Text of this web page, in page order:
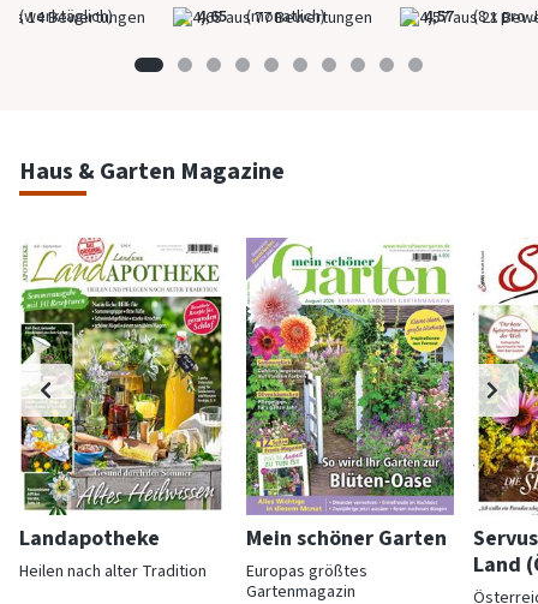
(werktäglich) 4,65 (monatlich) 4,57 (8 x pro
Haus & Garten Magazine
Landapotheke
Heilen nach alter Tradition
Mein schöner Garten
Europas größtes
Gartenmagazin
Land